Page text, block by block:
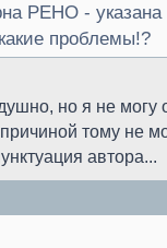
РЕНО - указана
проблемы!?
но я не могу
тому не
автора...